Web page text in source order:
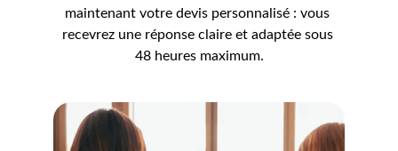
maintenant votre devis personnalisé : vous
recevrez une réponse claire et adaptée sous
48 heures maximum.